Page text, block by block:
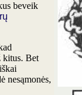
beveik
kitus. Bet
nesąmonės,